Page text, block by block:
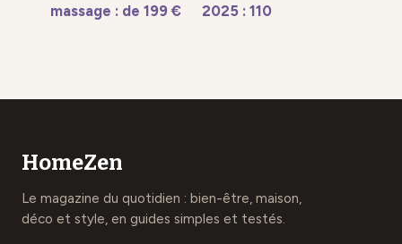
massage : de 199 €
2025 : 110
HomeZen
Le magazine du quotidien : bien-être, maison,
déco et style, en guides simples et testés.